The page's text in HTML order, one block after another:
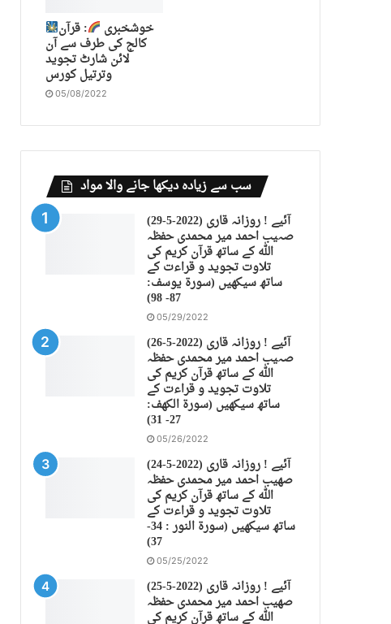
خوشخبری : قرآن
کالج کی طرف سے آن
لائن شارٹ تجوید
وترتیل کورس
05/08/2022
سب سے زیادہ دیکھا جانے والا مواد
(29-5-2022) آئیے ! روزانہ قاری
صہیب احمد میر محمدی حفظہ
اللہ کے ساتھ قرآن کریم کی
تلاوت تجوید و قراءت کے
ساتھ سیکھیں (سورة يوسف:
87- 98)
05/29/2022
(26-5-2022) آئیے ! روزانہ قاری
صہیب احمد میر محمدی حفظہ
اللہ کے ساتھ قرآن کریم کی
تلاوت تجوید و قراءت کے
ساتھ سیکھیں (سورة الكهف:
27- 31)
05/26/2022
(24-5-2022) آئیے ! روزانہ قاری
صهیب احمد میر محمدی حفظہ
اللہ کے ساتھ قرآن کریم کی
تلاوت تجوید و قراءت کے
ساتھ سیکھیں (سورة النور : 34-
37)
05/25/2022
(25-5-2022) آئیے ! روزانہ قاری
صهیب احمد میر محمدی حفظہ
اللہ کے ساتھ قرآن کریم کی